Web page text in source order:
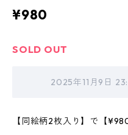
¥980
SOLD OUT
2025年11月9日
【同絵柄2枚入り】で【